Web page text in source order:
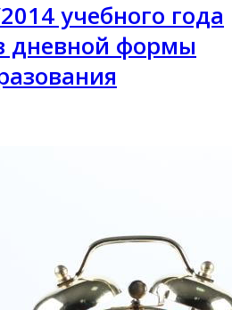
учебного года
дневной формы